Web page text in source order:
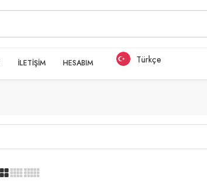
İLETİŞİM HESABIM Türkçe